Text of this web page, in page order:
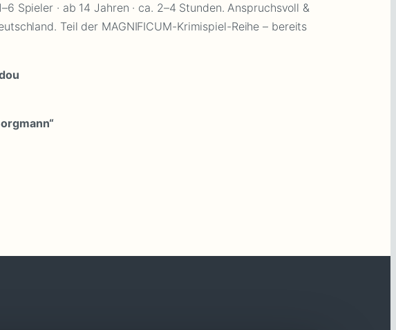
Spieler · ab 14 Jahren · ca. 2–4 Stunden. Anspruchsvoll &
Teil der MAGNIFICUM-Krimispiel-Reihe – bereits